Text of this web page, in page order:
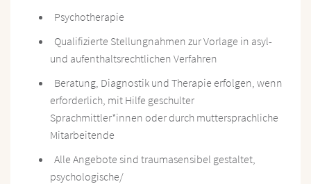
Psychotherapie
Qualifizierte Stellungnahmen zur Vorlage in asyl-
und aufenthaltsrechtlichen Verfahren
Beratung, Diagnostik und Therapie erfolgen, wenn
erforderlich, mit Hilfe geschulter
Sprachmittler*innen oder durch muttersprachliche
Mitarbeitende
Alle Angebote sind traumasensibel gestaltet,
psychologische/